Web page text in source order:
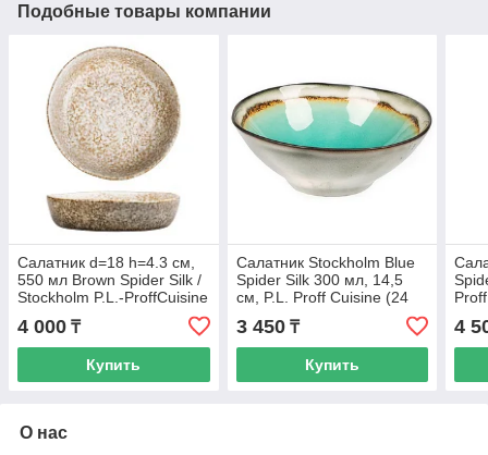
Подобные товары компании
Салатник d=18 h=4.3 см,
550 мл Brown Spider Silk /
Stockholm P.L.-ProffCuisine
4 000 ₸
Купить
Салатник Stockholm Blue
Spider Silk 300 мл, 14,5
см, P.L. Proff Cuisine (24
3 450₸
Купить
4
О нас